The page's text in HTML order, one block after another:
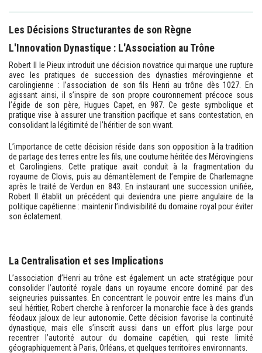
Les Décisions Structurantes de son Règne
L'Innovation Dynastique : L'Association au Trône
Robert II le Pieux introduit une décision novatrice qui marque une rupture
avec les pratiques de succession des dynasties mérovingienne et
carolingienne : l’association de son fils Henri au trône dès 1027. En
agissant ainsi, il s’inspire de son propre couronnement précoce sous
l’égide de son père, Hugues Capet, en 987. Ce geste symbolique et
pratique vise à assurer une transition pacifique et sans contestation, en
consolidant la légitimité de l’héritier de son vivant.
L’importance de cette décision réside dans son opposition à la tradition
de partage des terres entre les fils, une coutume héritée des Mérovingiens
et Carolingiens. Cette pratique avait conduit à la fragmentation du
royaume de Clovis, puis au démantèlement de l’empire de Charlemagne
après le traité de Verdun en 843. En instaurant une succession unifiée,
Robert II établit un précédent qui deviendra une pierre angulaire de la
politique capétienne : maintenir l’indivisibilité du domaine royal pour éviter
son éclatement.
La Centralisation et ses Implications
L’association d’Henri au trône est également un acte stratégique pour
consolider l’autorité royale dans un royaume encore dominé par des
seigneuries puissantes. En concentrant le pouvoir entre les mains d’un
seul héritier, Robert cherche à renforcer la monarchie face à des grands
féodaux jaloux de leur autonomie. Cette décision favorise la continuité
dynastique, mais elle s’inscrit aussi dans un effort plus large pour
recentrer l’autorité autour du domaine capétien, qui reste limité
géographiquement à Paris, Orléans, et quelques territoires environnants.